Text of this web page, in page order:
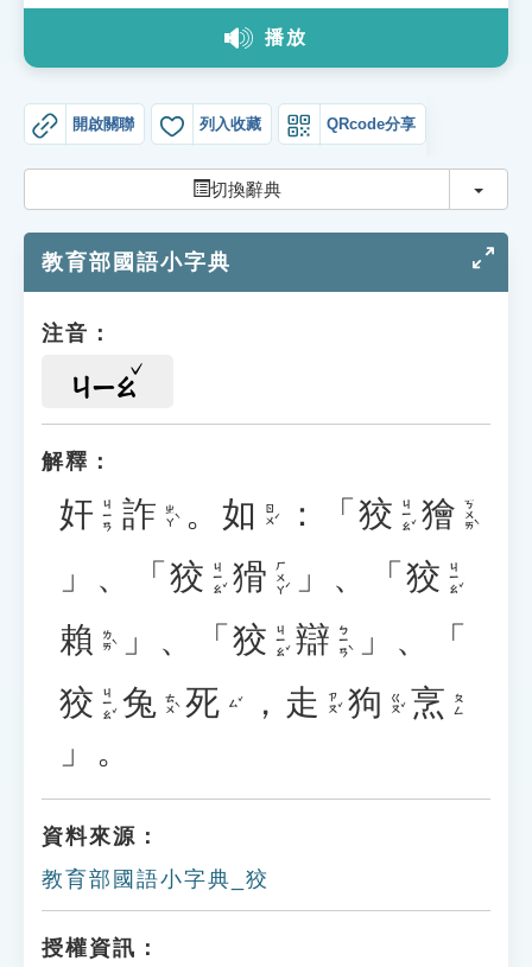
播放
開啟關聯 列入收藏 QRcode分享
切換辭典 切換
教育部國語小字典
注音：
ㄐㄧㄠ
解釋：
奸 ㄐㄧㄢ 詐 ㄓㄚˋ 。 如 ㄖㄨˊ ：「 狡 ㄐㄧㄠˇ 獪 ㄎㄨㄞˋ
」、「 狡 ㄐㄧㄠˇ 猾 ㄏㄨㄚˊ 」、「 狡 ㄐㄧㄠˇ
賴 ㄌㄞˋ 」、「 狡 ㄐㄧㄠˇ 辯 ㄅㄧㄢˋ
」、「
狡 ㄐㄧㄠˇ 兔 ㄊㄨˋ 死 ㄙˇ ， 走 ㄗㄡˇ 狗 ㄍㄡˇ 烹 ㄆㄥ
」。
資料來源：
教育部國語小字典_狡
授權資訊：